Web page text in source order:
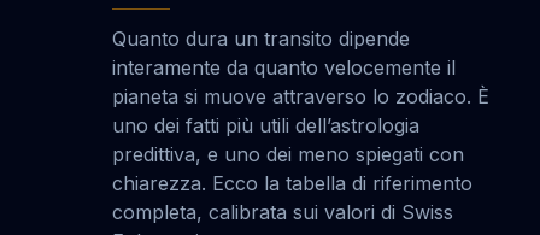
Quanto dura un transito dipende
interamente da quanto velocemente il
pianeta si muove attraverso lo zodiaco. È
uno dei fatti più utili dell’astrologia
predittiva, e uno dei meno spiegati con
chiarezza. Ecco la tabella di riferimento
completa, calibrata sui valori di Swiss